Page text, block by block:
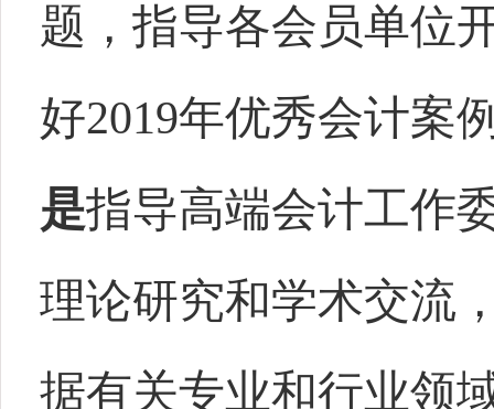
题，指导各会员单位
好2019年优秀会计案
是指导高端会计工作
理论研究和学术交流
据有关专业和行业领